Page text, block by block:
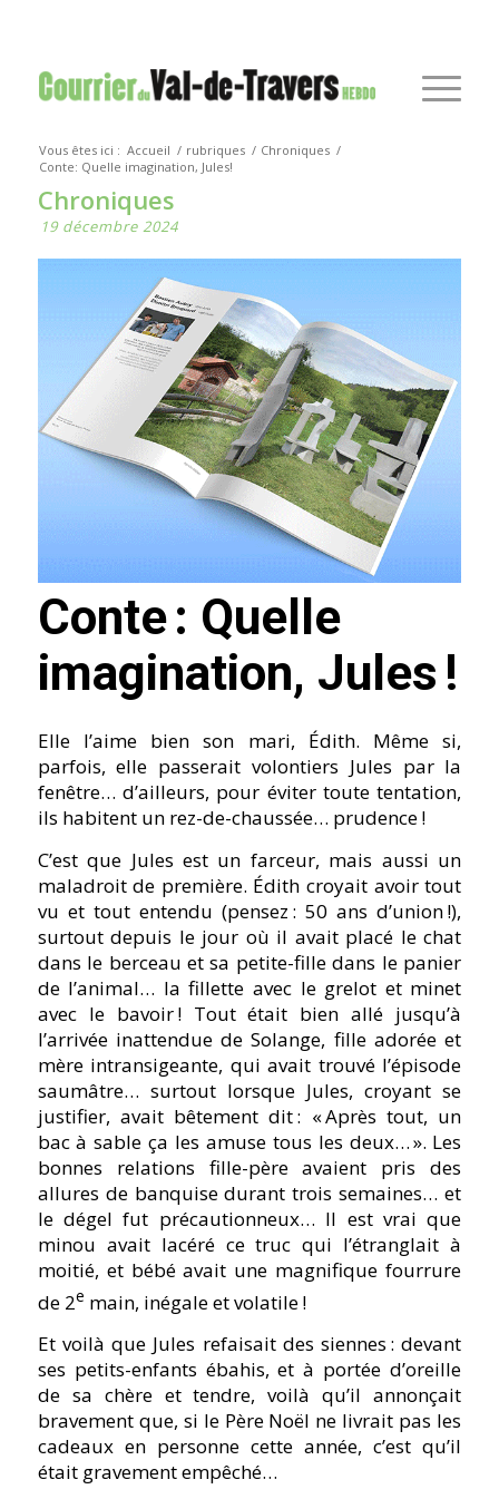
Vous êtes ici : Accueil / rubriques / Chroniques /
Conte: Quelle imagination, Jules!
Chroniques
19 décembre 2024
Conte : Quelle
imagination, Jules !
Elle l’aime bien son mari, Édith. Même si,
parfois, elle passerait volontiers Jules par la
fenêtre… d’ailleurs, pour éviter toute tentation,
ils habitent un rez-de-chaussée… prudence !
C’est que Jules est un farceur, mais aussi un
maladroit de première. Édith croyait avoir tout
vu et tout entendu (pensez : 50 ans d’union !),
surtout depuis le jour où il avait placé le chat
dans le berceau et sa petite-fille dans le panier
de l’animal… la fillette avec le grelot et minet
avec le bavoir ! Tout était bien allé jusqu’à
l’arrivée inattendue de Solange, fille adorée et
mère intransigeante, qui avait trouvé l’épisode
saumâtre… surtout lorsque Jules, croyant se
justifier, avait bêtement dit : « Après tout, un
bac à sable ça les amuse tous les deux… ». Les
bonnes relations fille-père avaient pris des
allures de banquise durant trois semaines… et
le dégel fut précautionneux… Il est vrai que
minou avait lacéré ce truc qui l’étranglait à
moitié, et bébé avait une magnifique fourrure
de 2e main, inégale et volatile !
Et voilà que Jules refaisait des siennes : devant
ses petits-enfants ébahis, et à portée d’oreille
de sa chère et tendre, voilà qu’il annonçait
bravement que, si le Père Noël ne livrait pas les
cadeaux en personne cette année, c’est qu’il
était gravement empêché…